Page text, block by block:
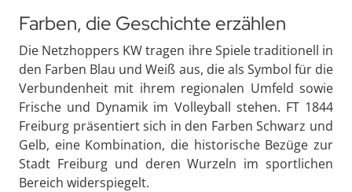
Farben, die Geschichte erzählen
Die Netzhoppers KW tragen ihre Spiele traditionell in
den Farben Blau und Weiß aus, die als Symbol für die
Verbundenheit mit ihrem regionalen Umfeld sowie
Frische und Dynamik im Volleyball stehen. FT 1844
Freiburg präsentiert sich in den Farben Schwarz und
Gelb, eine Kombination, die historische Bezüge zur
Stadt Freiburg und deren Wurzeln im sportlichen
Bereich widerspiegelt.